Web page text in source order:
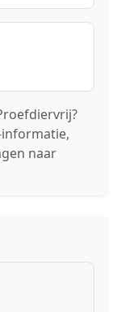
informatie,
naar